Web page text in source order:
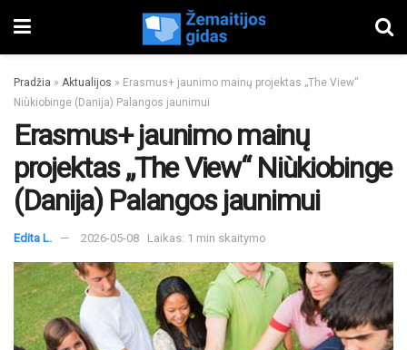
Pradžia » Aktualijos » Erasmus+ jaunimo mainų projektas „The View“
Niùkiobinge (Danija) Palangos jaunimui
Erasmus+ jaunimo mainų
projektas „The View“ Niùkiobinge
(Danija) Palangos jaunimui
Edita L. 2026-05-08 Laikas: 1 min skaitymo